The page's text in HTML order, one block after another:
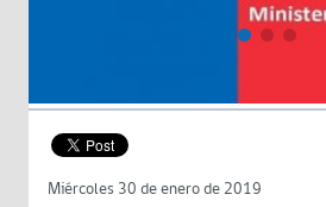
Miércoles 30 de enero de 2019